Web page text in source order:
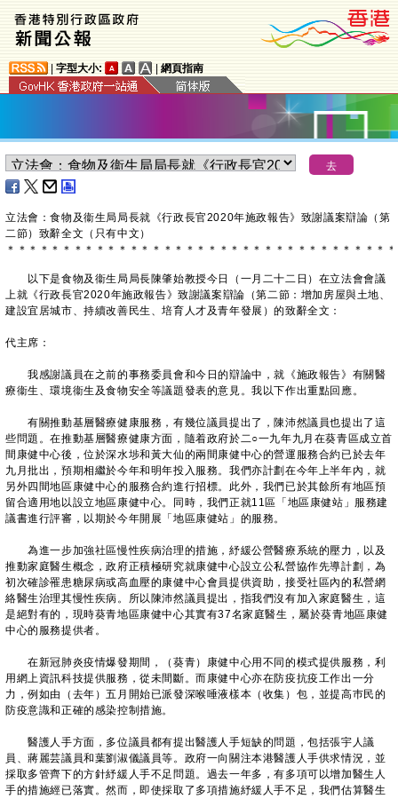
字型大小: 網頁指南
立法會：食物及衞生局局長就《行政長官2020年施政報告》致謝議案辯論（第
二節）致辭全文（只有中文）
＊ ＊ ＊ ＊ ＊ ＊ ＊ ＊ ＊ ＊ ＊ ＊ ＊ ＊ ＊ ＊ ＊ ＊ ＊ ＊ ＊ ＊ ＊ ＊ ＊ ＊ ＊ ＊ ＊ ＊ ＊ ＊ ＊ ＊ ＊
以下是食物及衞生局局長陳肇始教授今日（一月二十二日）在立法會會議
上就《行政長官2020年施政報告》致謝議案辯論（第二節：增加房屋與土地、
建設宜居城市、持續改善民生、培育人才及青年發展）的致辭全文：
代主席：
​ 我感謝議員在之前的事務委員會和今日的辯論中，就《施政報告》有關醫
療衞生、環境衞生及食物安全等議題發表的意見。我以下作出重點回應。
有關推動基層醫療健康服務，有幾位議員提出了，陳沛然議員也提出了這
些問題。在推動基層醫療健康方面，隨着政府於二○一九年九月在葵青區成立首
間康健中心後，位於深水埗和黃大仙的兩間康健中心的營運服務合約已於去年
九月批出，預期相繼於今年和明年投入服務。我們亦計劃在今年上半年內，就
另外四間地區康健中心的服務合約進行招標。此外，我們已於其餘所有地區預
留合適用地以設立地區康健中心。同時，我們正就11區「地區康健站」服務建
議書進行評審，以期於今年開展「地區康健站」的服務。
為進一步加強社區慢性疾病治理的措施，紓緩公營醫療系統的壓力，以及
推動家庭醫生概念，政府正積極研究就康健中心設立公私營協作先導計劃，為
初次確診罹患糖尿病或高血壓的康健中心會員提供資助，接受社區內的私營網
絡醫生治理其慢性疾病。所以陳沛然議員提出，指我們沒有加入家庭醫生，這
是絕對有的，現時葵青地區康健中心其實有37名家庭醫生，屬於葵青地區康健
中心的服務提供者。
在新冠肺炎疫情爆發期間，（葵青）康健中心用不同的模式提供服務，利
用網上資訊科技提供服務，從未間斷。而康健中心亦在防疫抗疫工作出一分
力，例如由（去年）五月開始已派發深喉唾液樣本（收集）包，並提高巿民的
防疫意識和正確的感染控制措施。
醫護人手方面，多位議員都有提出醫護人手短缺的問題，包括張宇人議
員、蔣麗芸議員和葉劉淑儀議員等。政府一向關注本港醫護人手供求情況，並
採取多管齊下的方針紓緩人手不足問題。過去一年多，有多項可以增加醫生人
手的措施經已落實。然而，即使採取了多項措施紓緩人手不足，我們估算醫生